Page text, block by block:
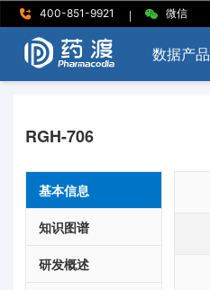
400-851-9921 | 微信
数据产品
RGH-706
基本信息
知识图谱
研发概述